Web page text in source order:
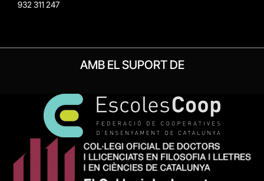
932 311 247
AMB EL SUPORT DE